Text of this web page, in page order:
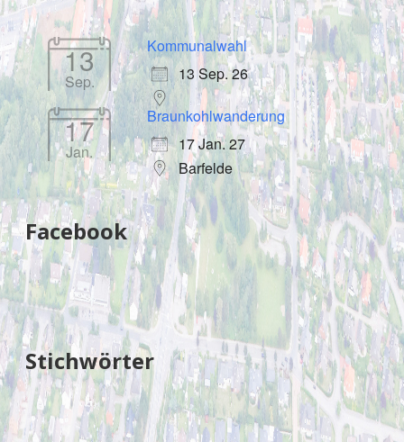
13
Sep.
Kommunalwahl
13 Sep. 26
17
Jan.
Braunkohlwanderung
17 Jan. 27
Barfelde
Facebook
Stichwörter